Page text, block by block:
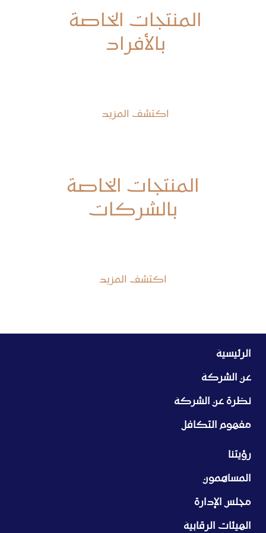
المنتجات الخاصة
بالأفراد
اكتشف المزيد
المنتجات الخاصة
بالشركات
اكتشف المزيد
الرئيسية
عن الشركة
نظرة عن الشركة
مفهوم التكافل
رؤيتنا
المساهمون
مجلس الإدارة
الهيئات الرقابية